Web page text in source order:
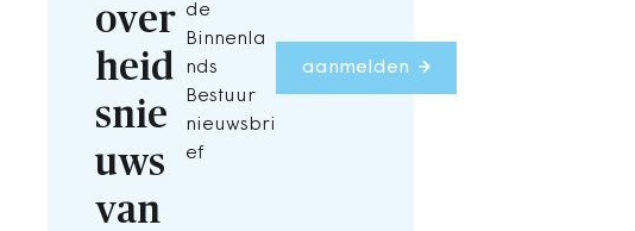
over
heid
snie
uws
van
de
Binnenla
nds
Bestuur
nieuwsbri
ef
aanmelden